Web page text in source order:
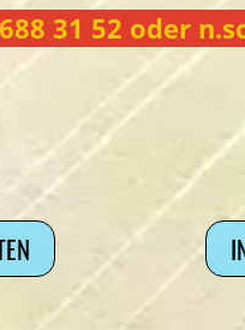
31 52 oder